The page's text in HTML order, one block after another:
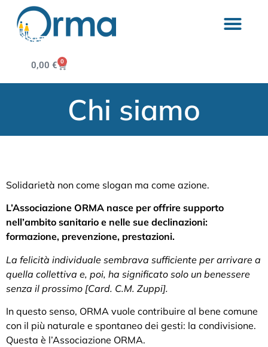
0,00 € 0
Chi siamo
Solidarietà non come slogan ma come azione.
L’Associazione ORMA nasce per offrire supporto
nell’ambito sanitario e nelle sue declinazioni:
formazione, prevenzione, prestazioni.
La felicità individuale sembrava sufficiente per arrivare a
quella collettiva e, poi, ha significato solo un benessere
senza il prossimo [Card. C.M. Zuppi].
In questo senso, ORMA vuole contribuire al bene comune
con il più naturale e spontaneo dei gesti: la condivisione.
Questa è l’Associazione ORMA.